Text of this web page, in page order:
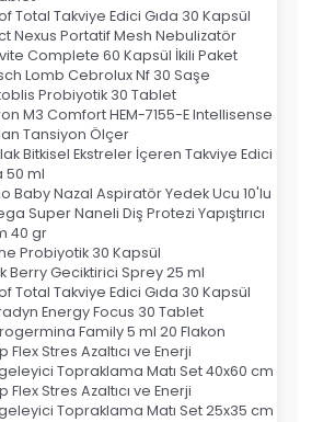
Total Takviye Edici Gıda 30 Kapsül
Nexus Portatif Mesh Nebulizatör
Complete 60 Kapsül İkili Paket
Lomb Cebrolux Nf 30 Saşe
Probiyotik 30 Tablet
M3 Comfort HEM-7155-E Intellisense
Tansiyon Ölçer
Bitkisel Ekstreler İçeren Takviye Edici
50 ml
Baby Nazal Aspiratör Yedek Ucu 10'lu
Super Naneli Diş Protezi Yapıştırıcı
40 gr
Probiyotik 30 Kapsül
Berry Geciktirici Sprey 25 ml
Total Takviye Edici Gıda 30 Kapsül
Energy Focus 30 Tablet
Family 5 ml 20 Flakon
Flex Stres Azaltıcı ve Enerji
Topraklama Matı Set 40x60 cm
Flex Stres Azaltıcı ve Enerji
Topraklama Matı Set 25x35 cm